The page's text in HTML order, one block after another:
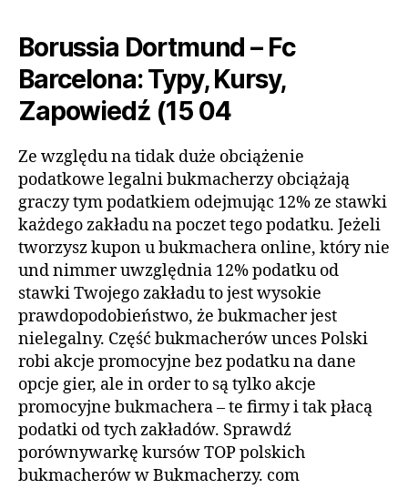
Borussia Dortmund – Fc
Barcelona: Typy, Kursy,
Zapowiedź (15 04
Ze względu na tidak duże obciążenie
podatkowe legalni bukmacherzy obciążają
graczy tym podatkiem odejmując 12% ze stawki
każdego zakładu na poczet tego podatku. Jeżeli
tworzysz kupon u bukmachera online, który nie
und nimmer uwzględnia 12% podatku od
stawki Twojego zakładu to jest wysokie
prawdopodobieństwo, że bukmacher jest
nielegalny. Część bukmacherów unces Polski
robi akcje promocyjne bez podatku na dane
opcje gier, ale in order to są tylko akcje
promocyjne bukmachera – te firmy i tak płacą
podatki od tych zakładów. Sprawdź
porównywarkę kursów TOP polskich
bukmacherów w Bukmacherzy. com